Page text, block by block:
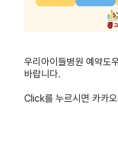
우리아이들병원 예약도
바랍니다.
Click를 누르시면 카카